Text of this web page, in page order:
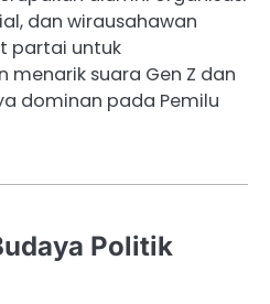
dan wirausahawan
partai untuk
suara Gen Z dan
dominan pada Pemilu
Politik